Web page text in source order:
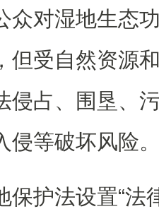
众对湿地生态
但受自然资源
侵占、围垦、
侵等破坏风险
保护法设置“法